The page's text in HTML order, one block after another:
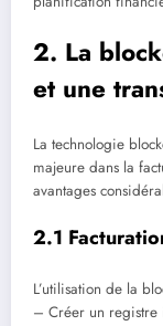
2. La
et une
La technologie
majeure dans la
avantages
2.1
L’utilisation de la
– Créer un registre